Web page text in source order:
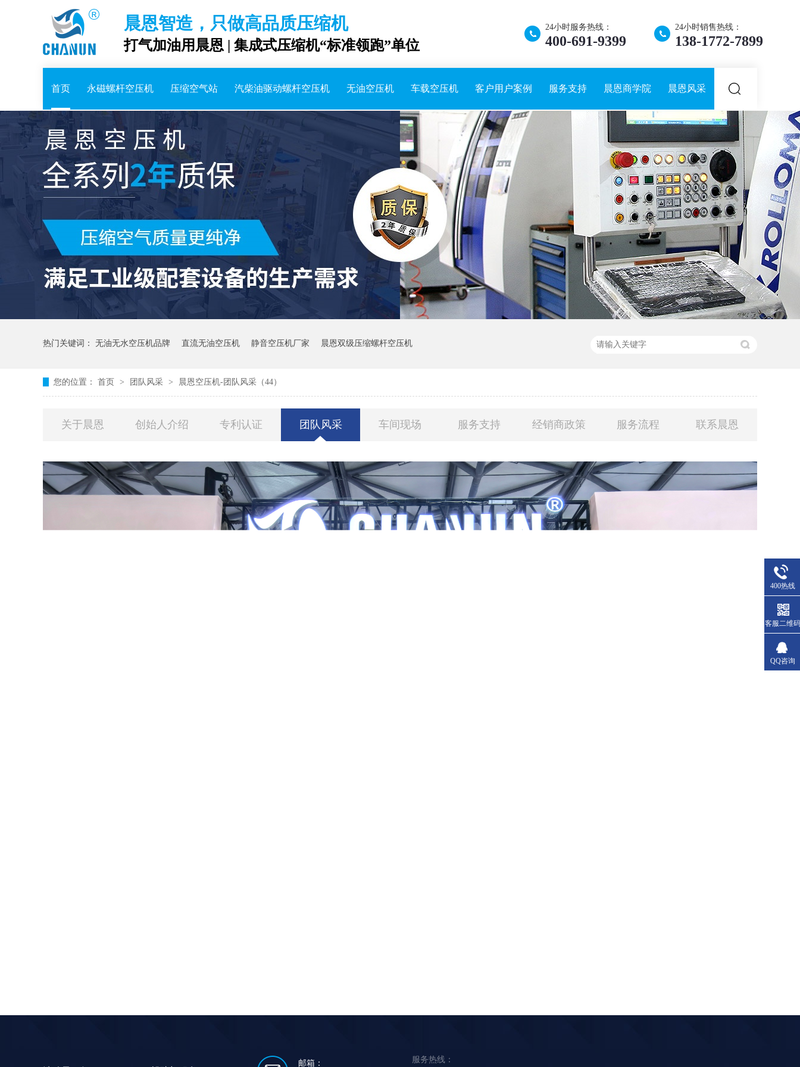
晨恩智造，只做高品质压缩机
打气加油用晨恩 | 集成式压缩机“标准领跑”单位
24小时服务热线：
400-691-9399
24小时销售热线：
138-1772-7899
首页 永磁螺杆空压机 压缩空气站 汽柴油驱动螺杆空压机 无油空压机 车载空压机 客户用户案例 服务支持 晨恩商学院 晨恩风采
热门关键词： 无油无水空压机品牌 直流无油空压机 静音空压机厂家 晨恩双级压缩螺杆空压机
您的位置： 首页 > 团队风采 > 晨恩空压机-团队风采（44）
关于晨恩 创始人介绍 专利认证 团队风采 车间现场 服务支持 经销商政策 服务流程 联系晨恩
邮箱： 服务热线：
400热线
客服二维码
QQ咨询